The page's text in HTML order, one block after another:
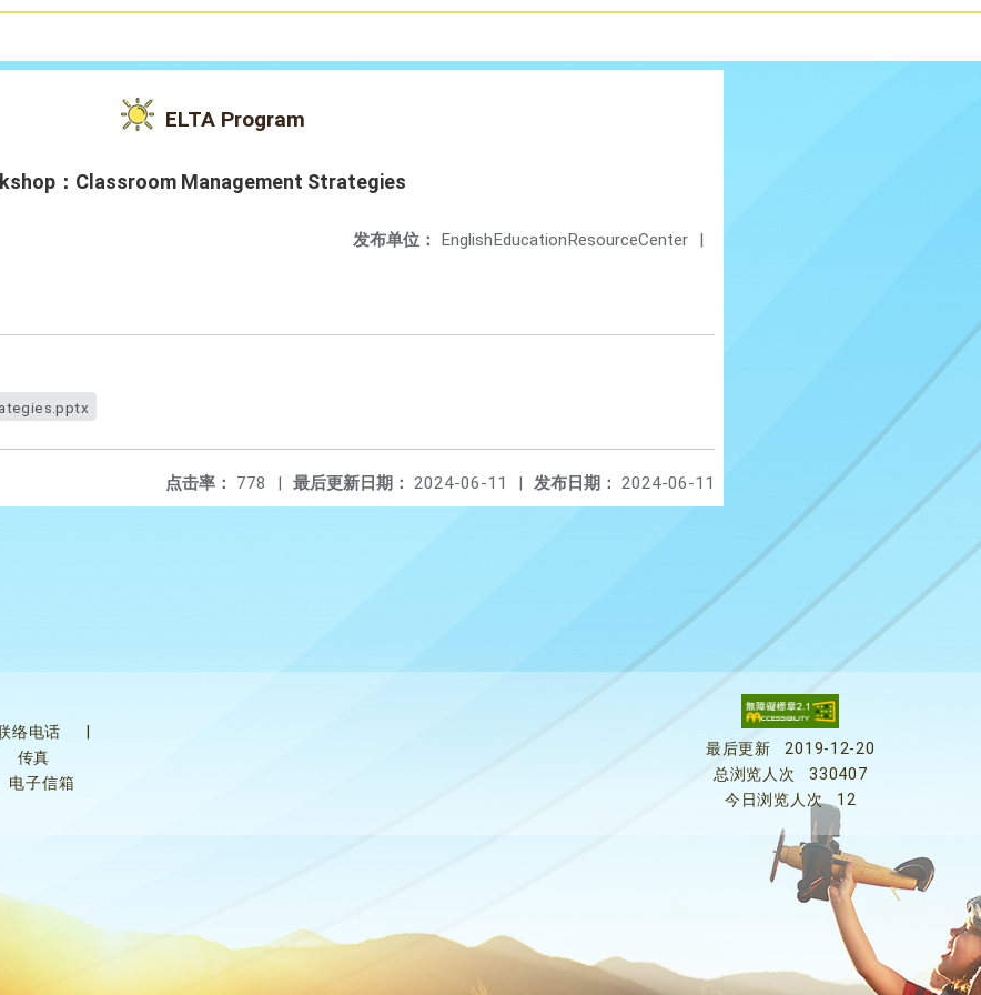
ELTA Program
：Classroom Management Strategies
发布单位： EnglishEducationResourceCenter |
发布日期： 2024-06-11
最后更新日期： 2024-06-11 |
点击率： 778 |
络电话
传真
电子信箱
最后更新
2019-12-20
总浏览人次
330407
今日浏览人次
12